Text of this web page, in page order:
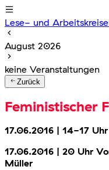
Lese- und Arbeitskreise
August 2026
keine Veranstaltungen
Zurück
Feministischer
17.06.2016 | 14-17
17.06.2016 | 20 Uhr
Müller